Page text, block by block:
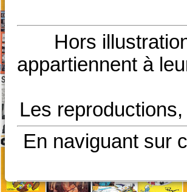
Hors
appartiennent à
Les
En naviguant sur